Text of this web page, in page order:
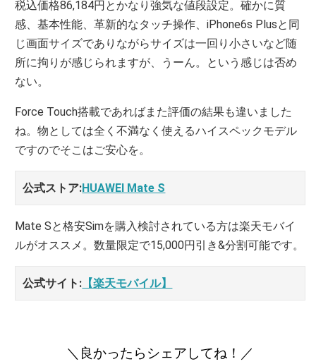
税込価格86,184円とかなり強気な値段設定。確かに質
感、基本性能、革新的なタッチ操作、iPhone6s Plusと同
じ画面サイズでありながらサイズは一回り小さいなど随
所に拘りが感じられますが、うーん。という感じは否め
ない。
Force Touch搭載であればまた評価の結果も違いました
ね。物としては全く不満なく使えるハイスペックモデル
ですのでそこはご安心を。
公式ストア:HUAWEI Mate S
Mate Sと格安Simを購入検討されている方は楽天モバイ
ルがオススメ。数量限定で15,000円引き&分割可能です。
公式サイト: 【楽天モバイル】
＼良かったらシェアしてね！／